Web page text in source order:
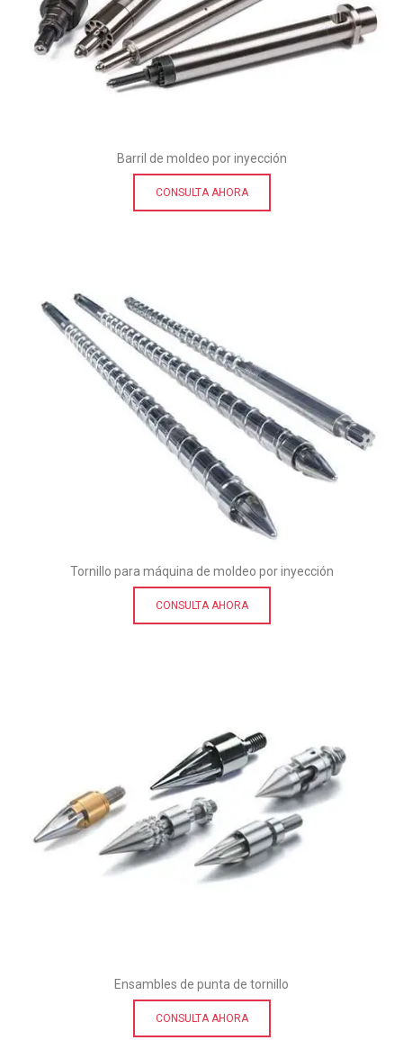
Barril de moldeo por inyección
CONSULTA AHORA
Tornillo para máquina de moldeo por inyección
CONSULTA AHORA
Ensambles de punta de tornillo
CONSULTA AHORA